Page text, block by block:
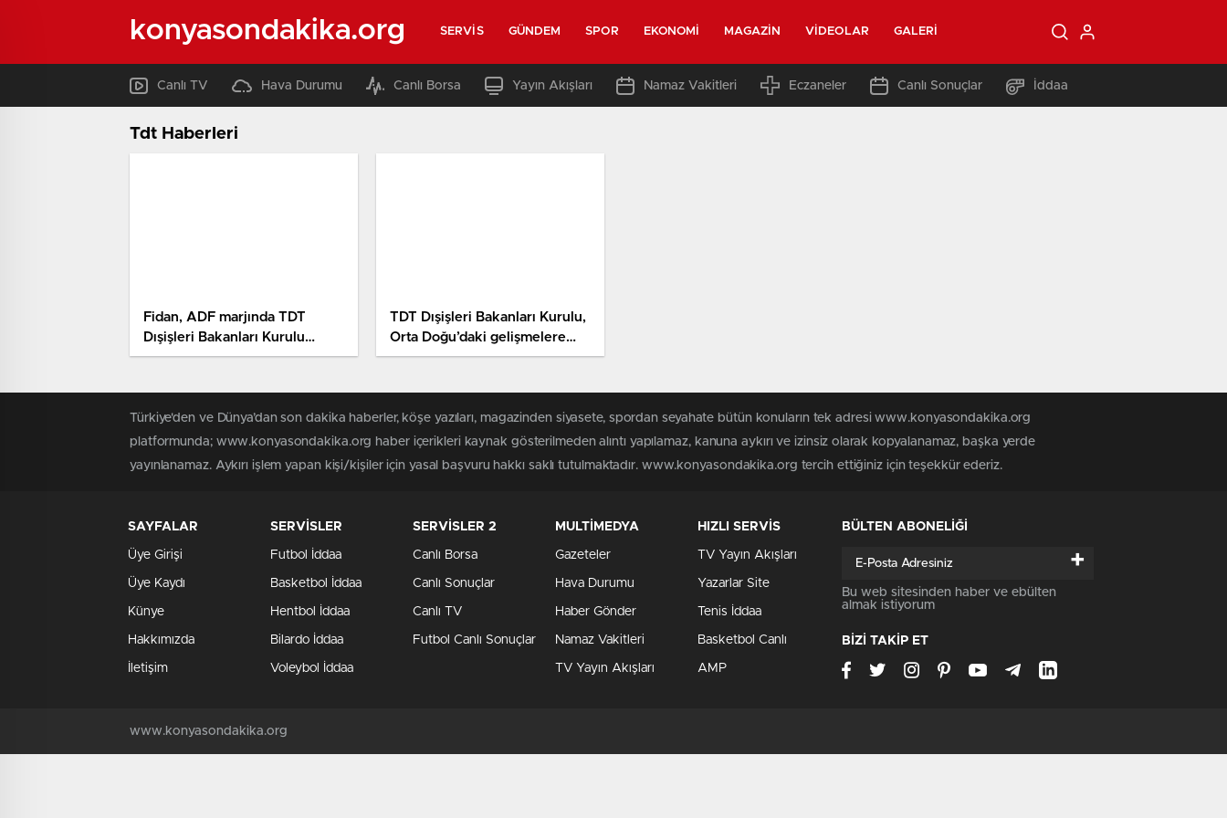
konyasondakika.org SERVIS GÜNDEM SPOR EKONOMI MAGAZIN VIDEOLAR GALERI
Canlı TV Hava Durumu Canlı Borsa Yayın Akışları Namaz Vakitleri Eczaneler Canlı Sonuçlar İddaa
Tdt Haberleri
Fidan, ADF marjında TDT
Dışişleri Bakanları Kurulu
Gayriresmi Toplantısı’na
TDT Dışişleri Bakanları Kurulu,
Orta Doğu’daki gelişmelere
yönelik ortak bildiri yayımladı
Türkiye'den ve Dünya’dan son dakika haberler, köşe yazıları, magazinden siyasete, spordan seyahate bütün konuların tek adresi www.konyasondakika.org
platformunda; www.konyasondakika.org haber içerikleri kaynak gösterilmeden alıntı yapılamaz, kanuna aykırı ve izinsiz olarak kopyalanamaz, başka yerde
yayınlanamaz. Aykırı işlem yapan kişi/kişiler için yasal başvuru hakkı saklı tutulmaktadır. www.konyasondakika.org tercih ettiğiniz için teşekkür ederiz.
SAYFALAR
Üye Girişi
Üye Kaydı
Künye
Hakkımızda
İletişim
SERVİSLER
Futbol İddaa
Basketbol İddaa
Hentbol İddaa
Bilardo İddaa
Voleybol İddaa
SERVİSLER 2
Canlı Borsa
Canlı Sonuçlar
Canlı TV
Futbol Canlı Sonuçlar
MULTİMEDYA
Gazeteler
Hava Durumu
Haber Gönder
Namaz Vakitleri
TV Yayın Akışları
HIZLI SERVİS
TV Yayın Akışları
Yazarlar Site
Tenis İddaa
Basketbol Canlı
AMP
BÜLTEN ABONELİĞİ
+
Bu web sitesinden haber ve ebülten
almak istiyorum
BİZİ TAKİP ET
www.konyasondakika.org